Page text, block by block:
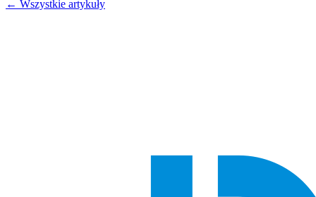
← Wszystkie artykuły